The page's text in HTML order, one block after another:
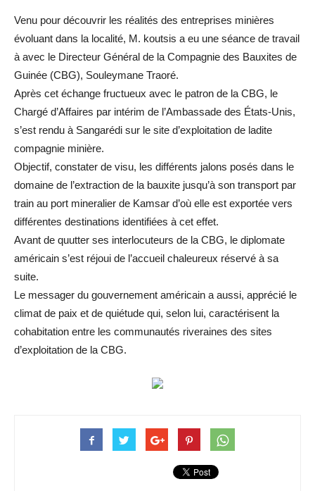
Venu pour découvrir les réalités des entreprises minières
évoluant dans la localité, M. koutsis a eu une séance de travail
à avec le Directeur Général de la Compagnie des Bauxites de
Guinée (CBG), Souleymane Traoré.
Après cet échange fructueux avec le patron de la CBG, le
Chargé d’Affaires par intérim de l’Ambassade des États-Unis,
s’est rendu à Sangarédi sur le site d’exploitation de ladite
compagnie minière.
Objectif, constater de visu, les différents jalons posés dans le
domaine de l’extraction de la bauxite jusqu’à son transport par
train au port mineralier de Kamsar d’où elle est exportée vers
différentes destinations identifiées à cet effet.
Avant de quutter ses interlocuteurs de la CBG, le diplomate
américain s’est réjoui de l’accueil chaleureux réservé à sa
suite.
Le messager du gouvernement américain a aussi, apprécié le
climat de paix et de quiétude qui, selon lui, caractérisent la
cohabitation entre les communautés riveraines des sites
d’exploitation de la CBG.